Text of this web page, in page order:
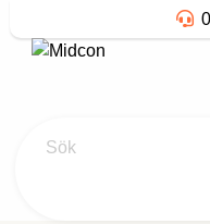
Sök